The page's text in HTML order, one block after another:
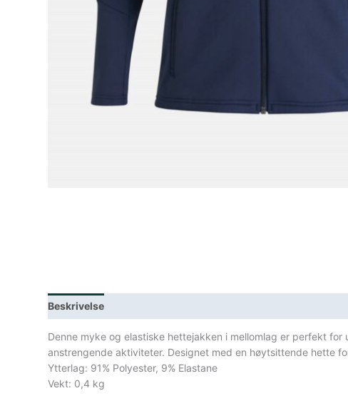
Beskrivelse
Denne myke og elastiske hettejakken i mellomlag er perfekt
anstrengende aktiviteter. Designet med en høytsittende hette
Ytterlag: 91% Polyester, 9% Elastane
Vekt: 0,4 kg